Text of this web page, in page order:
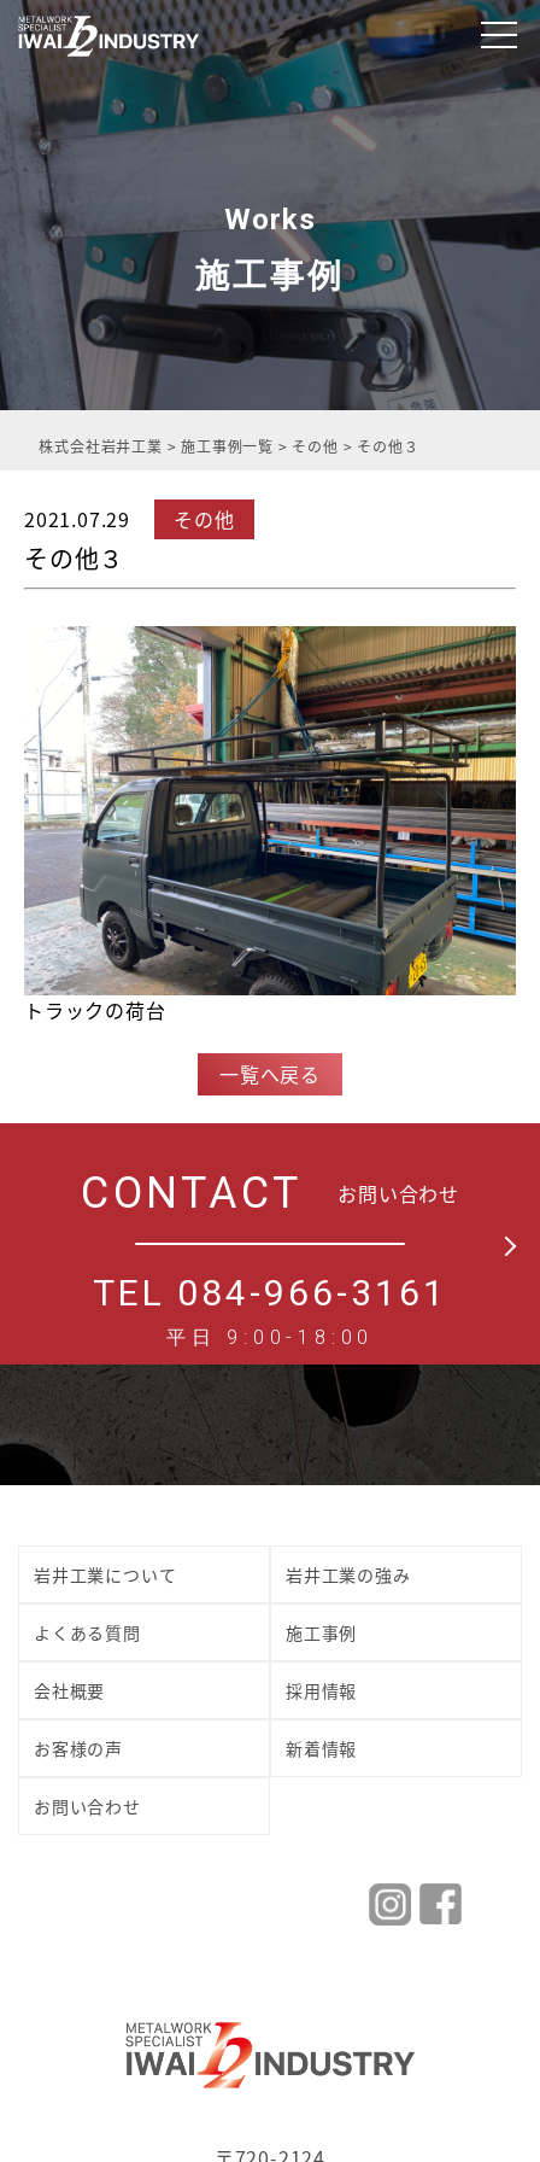
Works
施工事例
株式会社岩井工業 >施工事例一覧 > その他 > その他３
2021.07.29 その他
その他３
トラックの荷台
一覧へ戻る
CONTACT お問い合わせ
TEL 084-966-3161
平日 9:00-18:00
岩井工業について 岩井工業の強み
よくある質問 施工事例
会社概要 採用情報
お客様の声 新着情報
お問い合わせ